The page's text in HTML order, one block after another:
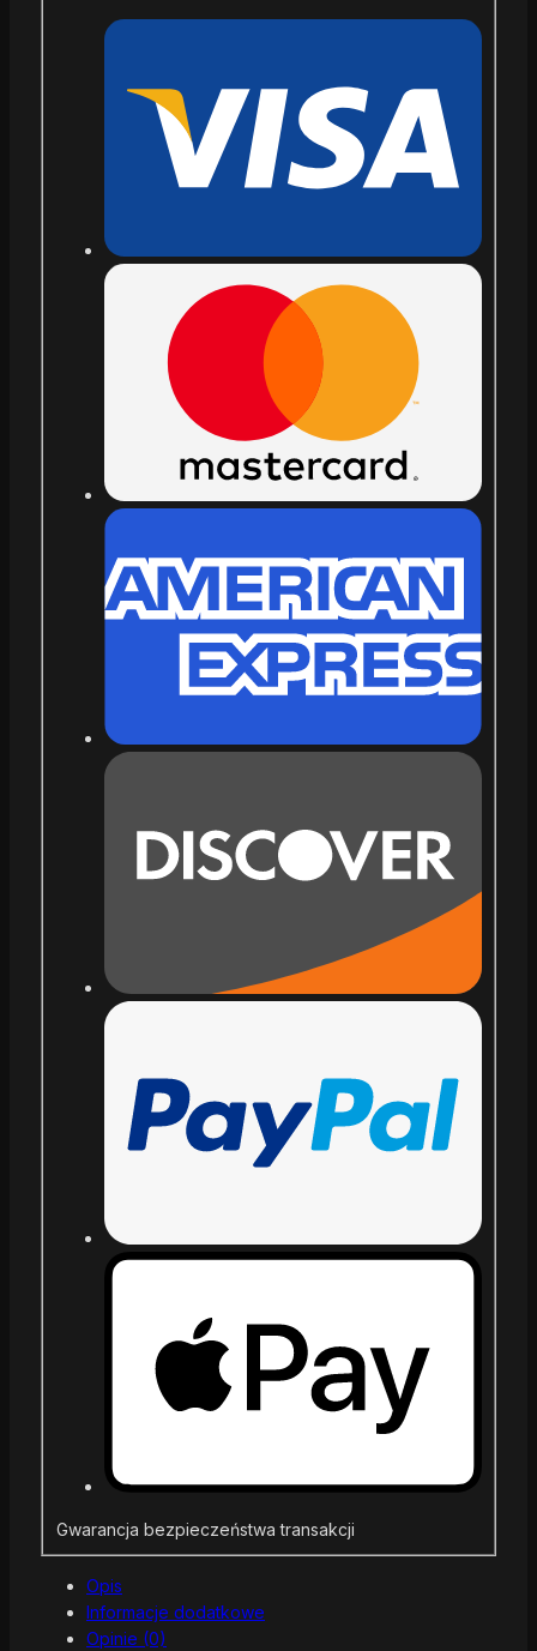
Gwarancja bezpieczeństwa transakcji
Opis
Informacje dodatkowe
Opinie (0)